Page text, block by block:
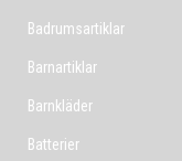
Badrumsartiklar
Barnartiklar
Barnkläder
Batterier